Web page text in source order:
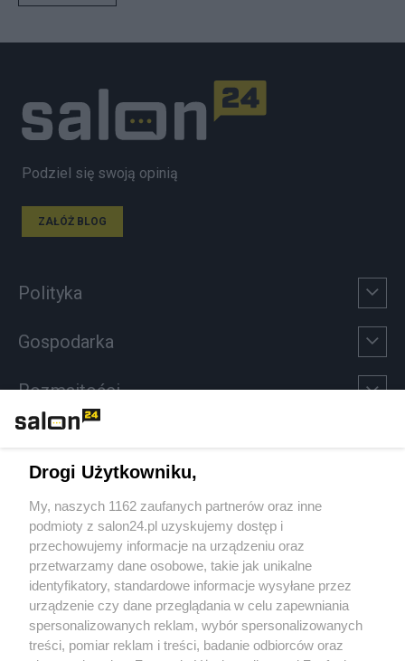
Podziel się swoją opinią
ZAŁÓŻ BLOG
Polityka
Gospodarka
Rozmaitości
Sport
Społeczeństwo
Kultura
Drogi Użytkowniku,
My, naszych 1162 zaufanych partnerów oraz inne
podmioty z salon24.pl uzyskujemy dostęp i
przechowujemy informacje na urządzeniu oraz
przetwarzamy dane osobowe, takie jak unikalne
identyfikatory, standardowe informacje wysyłane przez
urządzenie czy dane przeglądania w celu zapewniania
spersonalizowanych reklam, wybór spersonalizowanych
treści, pomiar reklam i treści, badanie odbiorców oraz